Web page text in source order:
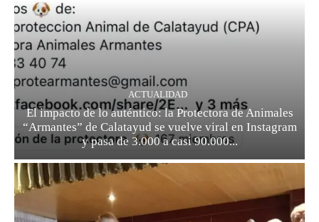
ACTUALIDAD
El impacto de lo auténtico: la Protectora de Animales
“Armantes” de Calatayud se vuelve viral en Instagram
y pasa de 3.000 a casi 90.000...